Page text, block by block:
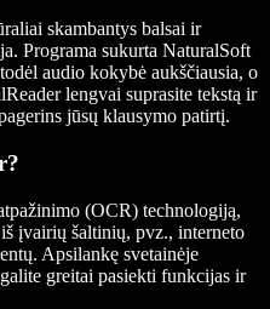
skambantys balsai ir
Programa sukurta NaturalSoft
audio kokybė aukščiausia, o
lengvai suprasite tekstą ir
jūsų klausymo patirtį.
(OCR) technologiją,
įvairių šaltinių, pvz., interneto
Apsilankę svetainėje
galite greitai pasiekti funkcijas ir